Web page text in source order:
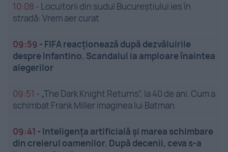
10:08 - Locuitorii din sudul Bucureștiului ies în
stradă: Vrem aer curat
09:59 - FIFA reacționează după dezvăluirile
despre Infantino. Scandalul ia amploare înaintea
alegerilor
09:51 - „The Dark Knight Returns”, la 40 de ani. Cum a
schimbat Frank Miller imaginea lui Batman
09:41 - Inteligența artificială și marea schimbare
din creierul oamenilor. După decenii, ceva s-a